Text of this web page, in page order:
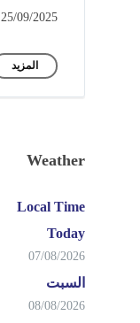
25/09/2025
المزيد
Weather
Local Time
Today
07/08/2026
السبت
08/08/2026